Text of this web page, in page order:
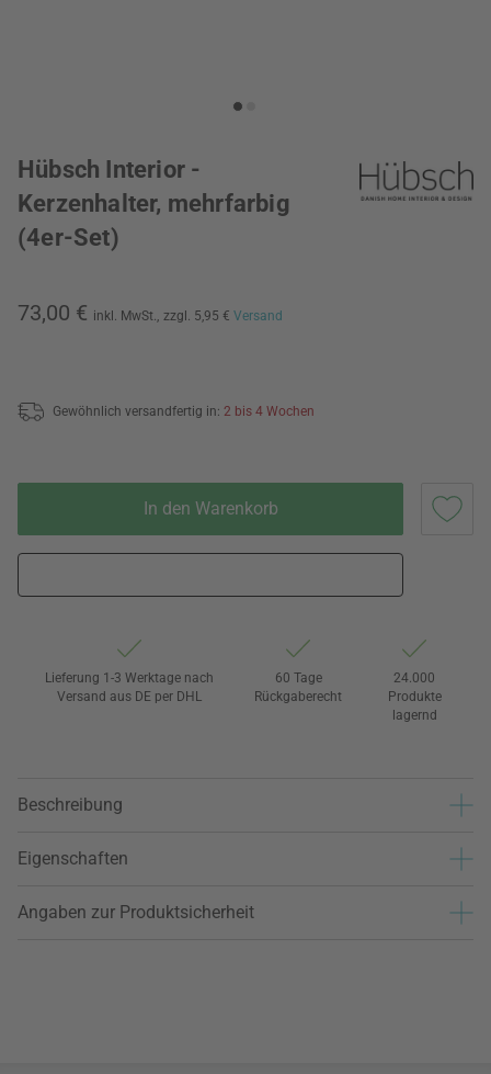
Hübsch Interior -
Kerzenhalter, mehrfarbig
(4er-Set)
73,00 € inkl. MwSt., zzgl. 5,95 € Versand
Gewöhnlich versandfertig in: 2 bis 4 Wochen
In den Warenkorb
Lieferung 1-3 Werktage nach
Versand aus DE per DHL
60 Tage
Rückgaberecht
24.000
Produkte
lagernd
Beschreibung
Eigenschaften
Angaben zur Produktsicherheit